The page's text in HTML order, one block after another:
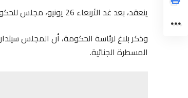
ينعقد، بعد غد الأربعاء 26 يونيو، مجلس للحكومة برئاسة عزيز أخنوش، رئيس الحكومة.
وذكر بلاغ لرئاسة الحكومة، أن المجلس
المسطرة الجنائية.